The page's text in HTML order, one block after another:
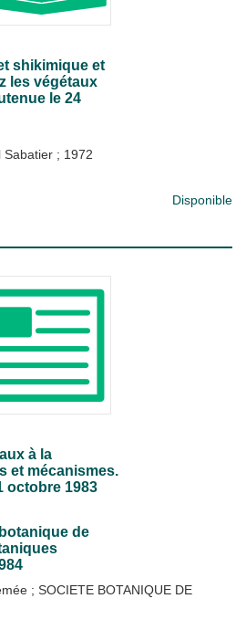
shikimique et
les végétaux
le 24
Sabatier ; 1972
Disponible
à la
et mécanismes.
octobre 1983
de
; SOCIETE BOTANIQUE DE